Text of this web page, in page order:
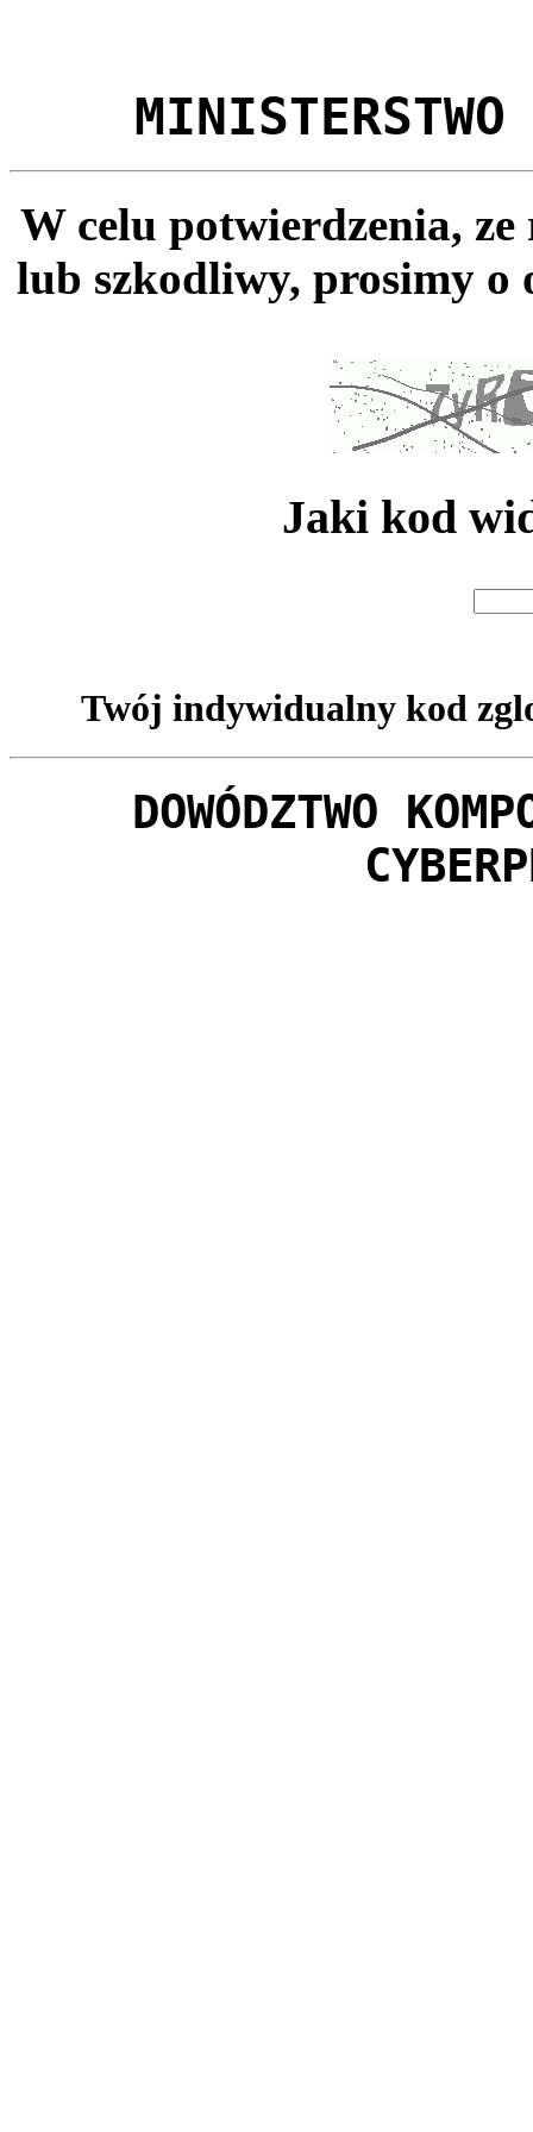
MINISTERSTWO
W celu potwierdzenia,
lub szkodliwy, prosimy o
Jaki kod
Twój indywidualny kod
DOWÓDZTWO